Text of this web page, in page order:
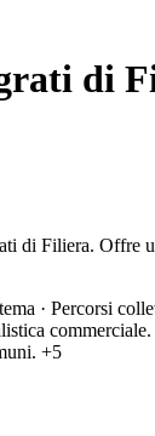
di
di Filiera. Offre
· Percorsi
+5